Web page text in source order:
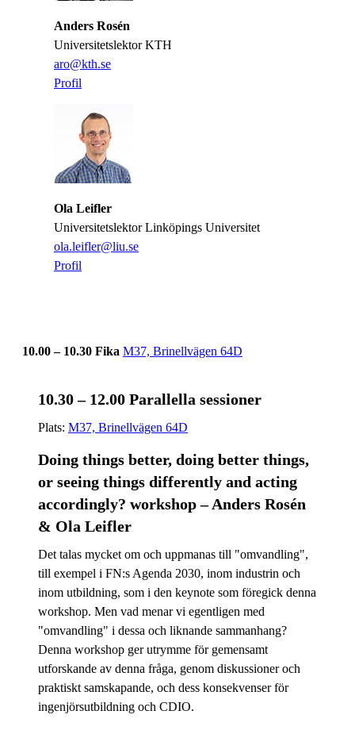
Anders Rosén
Universitetslektor KTH
​​​​​​​aro@kth.se
Profil
Ola Leifler
Universitetslektor Linköpings Universitet
ola.leifler@liu.se
​​​​​​​Profil
10.00 – 10.30 Fika M37, Brinellvägen 64D
10.30 – 12.00 Parallella sessioner
Plats: M37, Brinellvägen 64D
Doing things better, doing better things,
or seeing things differently and acting
accordingly? workshop – Anders Rosén
& Ola Leifler
Det talas mycket om och uppmanas till "omvandling",
till exempel i FN:s Agenda 2030, inom industrin och
inom utbildning, som i den keynote som föregick denna
workshop. Men vad menar vi egentligen med
"omvandling" i dessa och liknande sammanhang?
Denna workshop ger utrymme för gemensamt
utforskande av denna fråga, genom diskussioner och
praktiskt samskapande, och dess konsekvenser för
ingenjörsutbildning och CDIO.